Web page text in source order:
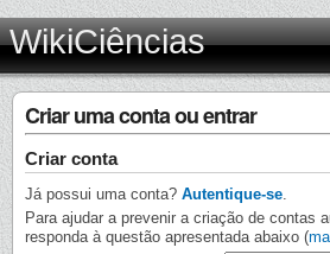
WikiCiências
Criar uma conta ou entrar
Criar conta
Já possui uma conta? Autentique-se
Para ajudar a prevenir a criação de contas
responda à questão apresentada abaixo (